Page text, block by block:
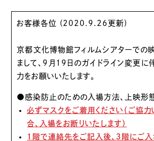
お客様各位 (2020.9.26更新)
京都文化博物館フィルムシアターでの
まして、9月19日のガイドライン変更に
力をお願いいたします。
●感染防止のための入場方法、上映形
必ずマスクをご着用ください（ご協
合、入場をお断りいたします）
１階で連絡先をご記入後、３階にご入